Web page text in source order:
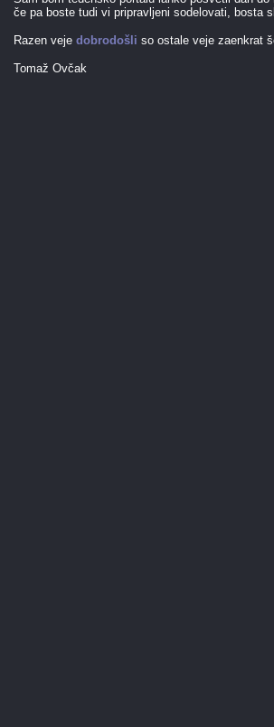
če pa boste tudi vi pripravljeni sodelovati, bosta
Razen veje dobrodošli so ostale veje zaenkrat
Tomaž Ovčak